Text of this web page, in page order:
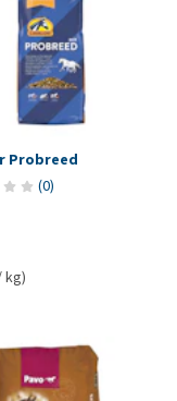
Probreed
(0)
kg)